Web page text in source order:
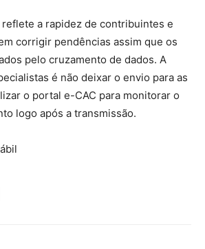
a rapidez de contribuintes e
corrigir pendências assim que os
pelo cruzamento de dados. A
é não deixar o envio para as
o portal e-CAC para monitorar o
logo após a transmissão.